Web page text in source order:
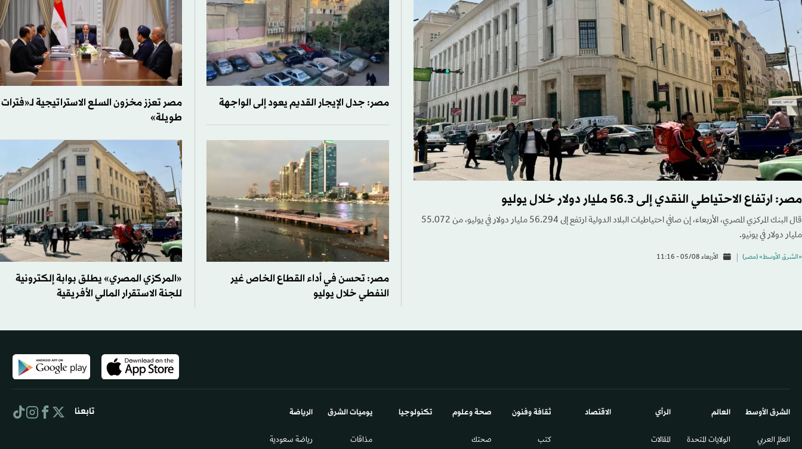
مصر: ارتفاع الاحتياطي النقدي إلى 56.3 مليار دولار خلال يوليو
قال البنك المركزي المصري، الأربعاء، إن صافي احتياطيات البلاد الدولية ارتفع إلى 56.294 مليار دولار في يوليو، من 55.072
مليار دولار في يونيو.
«الشرق الأوسط» (مصر) الأربعاء 05/08 - 11:16
مصر: جدل الإيجار القديم يعود إلى الواجهة
مصر تعزز مخزون السلع الاستراتيجية لـ«فترات
طويلة»
مصر: تحسن في أداء القطاع الخاص غير
النفطي خلال يوليو
«المركزي المصري» يطلق بوابة إلكترونية
للجنة الاستقرار المالي الأفريقية
الشرق الأوسط​
العالم العربي
العالم
الولايات المتحدة
الرأي
المقالات
الاقتصاد ثقافة وفنون
كتب
صحة وعلوم
صحتك
تكنولوجيا يوميات الشرق​
مذاقات
الرياضة
رياضة سعودية
تابعنا